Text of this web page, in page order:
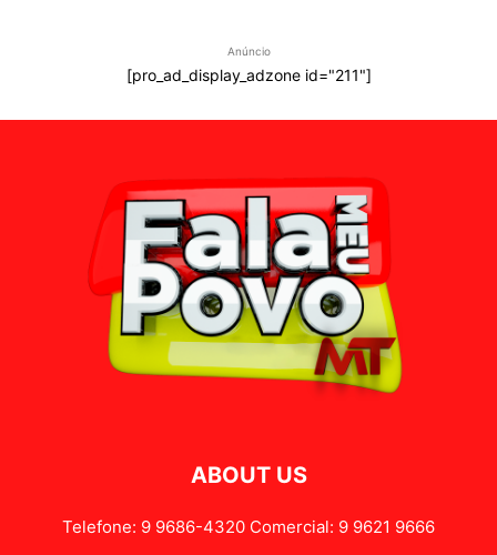
Anúncio
[pro_ad_display_adzone id="211"]
ABOUT US
Telefone: 9 9686-4320 Comercial: 9 9621 9666